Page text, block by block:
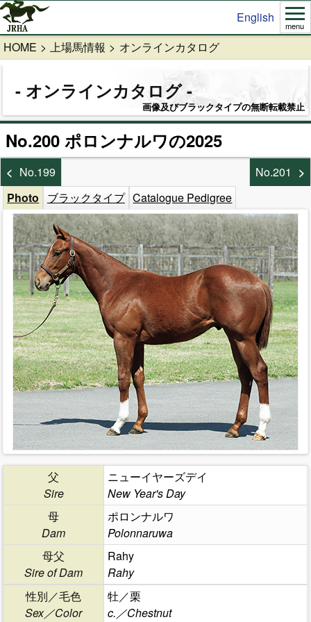
English
menu
HOME 上場馬情報 オンラインカタログ
オンラインカタログ
画像及びブラックタイプの無断転載禁止
No.200 ポロンナルワの2025
No.199
No.201
Photo
ブラックタイプ Catalogue Pedigree
父
Sire
ニューイヤーズデイ
New Year's Day
母
Dam
ポロンナルワ
Polonnaruwa
母父
Sire of Dam
Rahy
Rahy
性別／毛色
Sex／Color
牡／栗
c.／Chestnut